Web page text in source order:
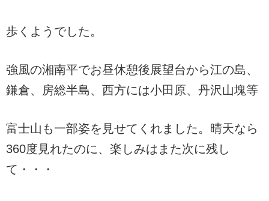
歩くようでした。
強風の湘南平でお昼休憩後展望台から江の島、
鎌倉、房総半島、西方には小田原、丹沢山塊等
富士山も一部姿を見せてくれました。晴天なら
360度見れたのに、楽しみはまた次に残し
て・・・